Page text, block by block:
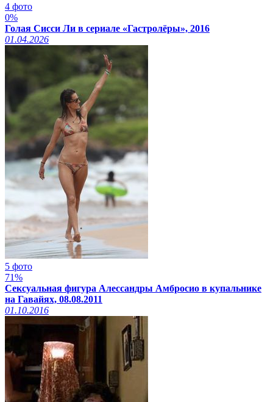
4 фото
0%
Голая Сисси Ли в сериале «Гастролёры», 2016
01.04.2026
5 фото
71%
Сексуальная фигура Алессандры Амбросио в купальнике
на Гавайях, 08.08.2011
01.10.2016